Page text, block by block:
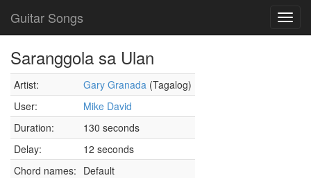
Guitar Songs
Saranggola sa Ulan
Artist: Gary Granada (Tagalog)
User:
Mike David
Duration:
130 seconds
Delay:
12 seconds
Chord names: Default